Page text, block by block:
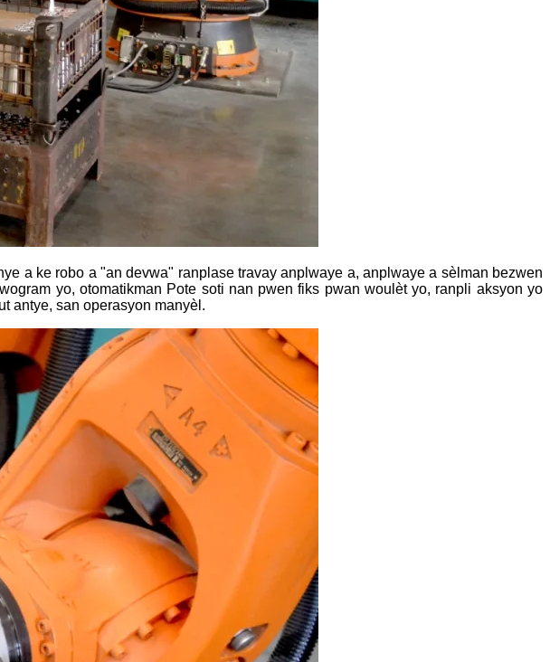
a ke robo a "an devwa" ranplase travay anplwaye a, anplwaye a sèlman bezwen
yo, otomatikman Pote soti nan pwen fiks pwan woulèt yo, ranpli aksyon yo
antye, san operasyon manyèl.